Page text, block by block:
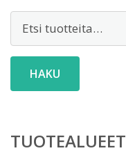
Etsi:
HAKU
TUOTEALUEET